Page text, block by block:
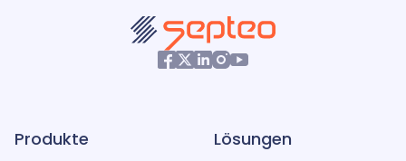
Produkte Lösungen